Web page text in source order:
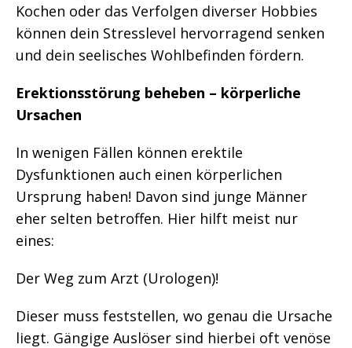
Kochen oder das Verfolgen diverser Hobbies
können dein Stresslevel hervorragend senken
und dein seelisches Wohlbefinden fördern.
Erektionsstörung beheben – körperliche
Ursachen
In wenigen Fällen können erektile
Dysfunktionen auch einen körperlichen
Ursprung haben! Davon sind junge Männer
eher selten betroffen. Hier hilft meist nur
eines:
Der Weg zum Arzt (Urologen)!
Dieser muss feststellen, wo genau die Ursache
liegt. Gängige Auslöser sind hierbei oft venöse